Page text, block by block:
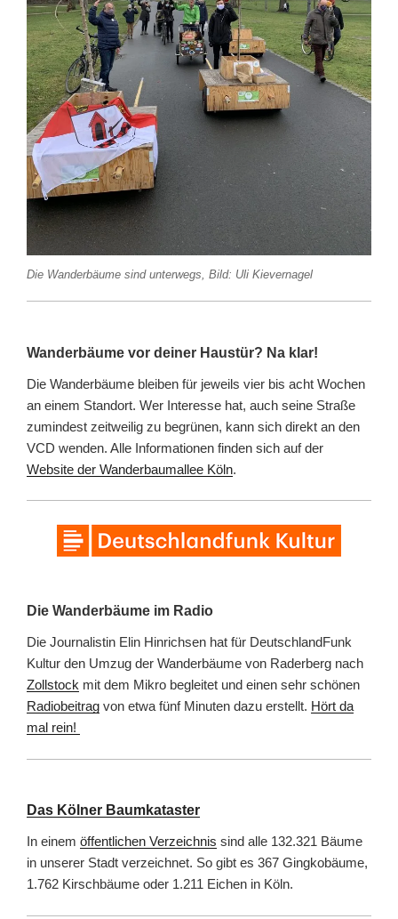
Die Wanderbäume sind unterwegs, Bild: Uli Kievernagel
Wanderbäume vor deiner Haustür? Na klar!
Die Wanderbäume bleiben für jeweils vier bis acht Wochen
an einem Standort. Wer Interesse hat, auch seine Straße
zumindest zeitweilig zu begrünen, kann sich direkt an den
VCD wenden. Alle Informationen finden sich auf der
Website der Wanderbaumallee Köln.
Die Wanderbäume im Radio
Die Journalistin Elin Hinrichsen hat für DeutschlandFunk
Kultur den Umzug der Wanderbäume von Raderberg nach
Zollstock mit dem Mikro begleitet und einen sehr schönen
Radiobeitrag von etwa fünf Minuten dazu erstellt. Hört da
mal rein!
Das Kölner Baumkataster
In einem öffentlichen Verzeichnis sind alle 132.321 Bäume
in unserer Stadt verzeichnet. So gibt es 367 Gingkobäume,
1.762 Kirschbäume oder 1.211 Eichen in Köln.